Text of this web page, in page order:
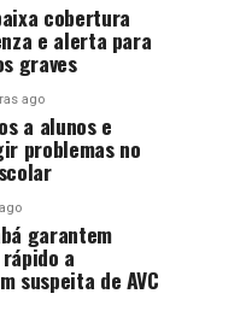
cobertura
e alerta para
graves
ago
a alunos e
problemas no
garantem
a
suspeita de AVC